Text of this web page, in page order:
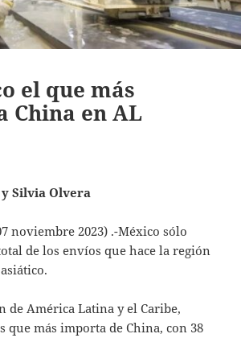
el que más
China en AL
Silvia Olvera
noviembre 2023) .-México sólo
de los envíos que hace la región
de América Latina y el Caribe,
que más importa de China, con 38